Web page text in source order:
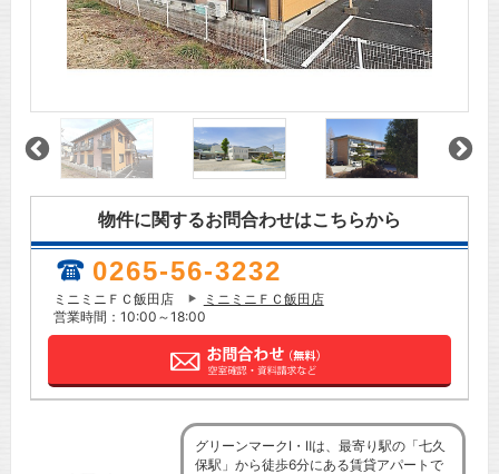
物件に関するお問合わせはこちらから
0265-56-3232
ミニミニＦＣ飯田店
ミニミニＦＣ飯田店
営業時間：10:00～18:00
グリーンマークⅠ・Ⅱは、最寄り駅の「七久
保駅」から徒歩6分にある賃貸アパートで